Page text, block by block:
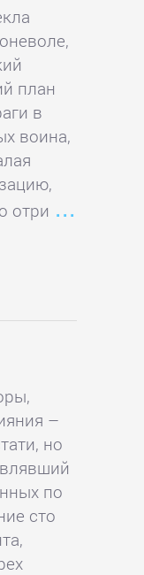
план
в
воина,
отри
–
но
по
сто